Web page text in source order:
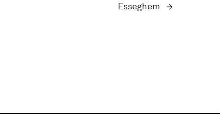
Esseghem